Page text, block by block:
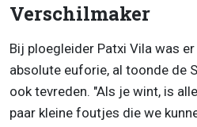
Verschilmaker
Bij ploegleider Patxi Vila was
absolute euforie, al toonde de
ook tevreden. "Als je wint, is
paar kleine foutjes die we